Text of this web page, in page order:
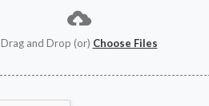
Drag and Drop (or) Choose Files